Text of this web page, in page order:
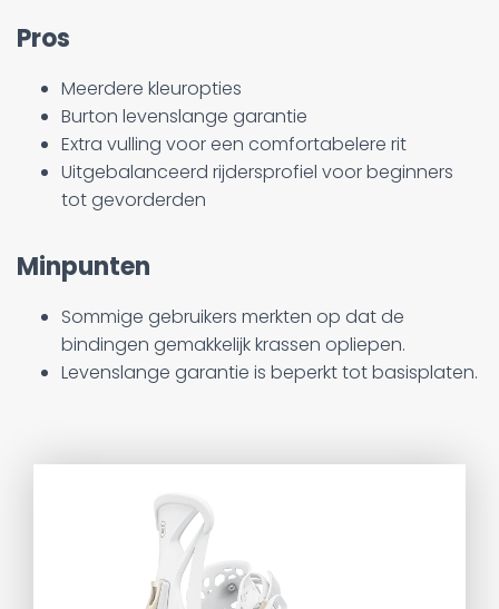
Pros
Meerdere kleuropties
Burton levenslange garantie
Extra vulling voor een comfortabelere rit
Uitgebalanceerd rijdersprofiel voor beginners
tot gevorderden
Minpunten
Sommige gebruikers merkten op dat de
bindingen gemakkelijk krassen opliepen.
Levenslange garantie is beperkt tot basisplaten.